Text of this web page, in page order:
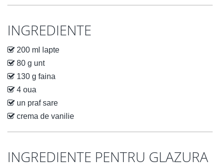
INGREDIENTE
200 ml lapte
80 g unt
130 g faina
4 oua
un praf sare
crema de vanilie
INGREDIENTE PENTRU GLAZURA